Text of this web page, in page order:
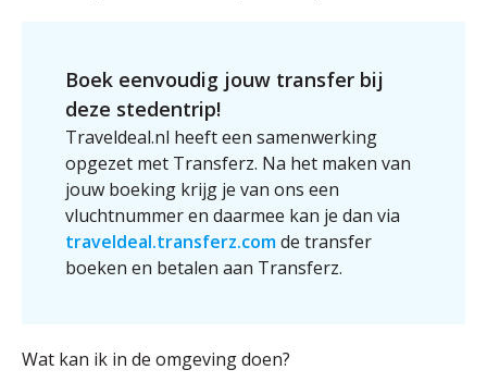
Boek eenvoudig jouw transfer bij
deze stedentrip!
Traveldeal.nl heeft een samenwerking
opgezet met Transferz. Na het maken van
jouw boeking krijg je van ons een
vluchtnummer en daarmee kan je dan via
traveldeal.transferz.comde transfer
boeken en betalen aan Transferz.
Wat kan ik in de omgeving doen?